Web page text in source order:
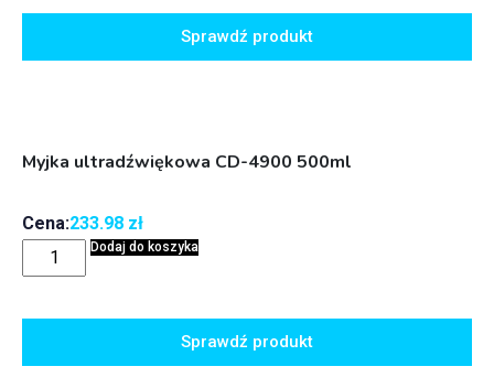
Sprawdź produkt
Myjka ultradźwiękowa CD-4900 500ml
Cena:233.98 zł
Dodaj do koszyka
Sprawdź produkt